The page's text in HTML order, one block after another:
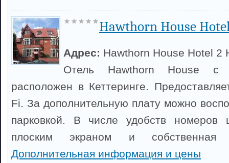
Hawthorn House
Адрес: Hawthorn House Hotel 2
Отель Hawthorn House с
расположен в Кеттеринге.
Fi. За дополнительную плату можно
парковкой. В числе удобств номеров
плоским экраном и собственная
Дополнительная информация и цены